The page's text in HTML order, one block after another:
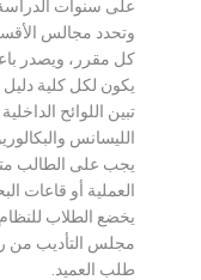
على سنوات
وتحدد مجالس
كل مقرر، ويصدر
يكون لكل كلية
تبين اللوائح
الليسانس
يجب على الطالب
العملية أو قاعات
يخضع الطلاب
مجلس التأديب من
طلب العميد.